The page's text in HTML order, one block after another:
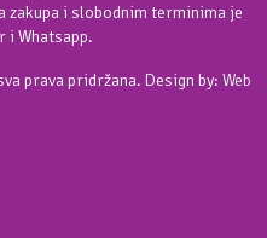
zakupa i slobodnim terminima je
i Whatsapp.
prava pridržana. Design by: Web